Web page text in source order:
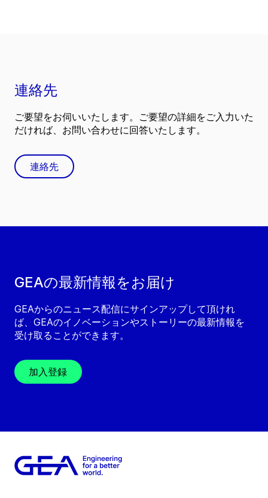
GEAの最新情報をお届け
GEAからのニュース配信にサインアップして頂けれ
ば、GEAのイノベーションやストーリーの最新情報を
受け取ることができます。
加入登録
連絡先
ご要望をお伺いいたします。ご要望の詳細をご入力いた
だければ、お問い合わせに回答いたします。
連絡先